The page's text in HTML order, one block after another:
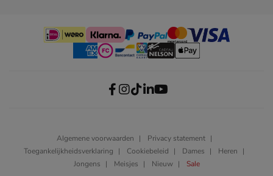
Algemene voorwaarden
Privacy statement
Toegankelijkheidsverklaring
Cookiebeleid Dames
Heren
Jongens
Meisjes Nieuw Sale